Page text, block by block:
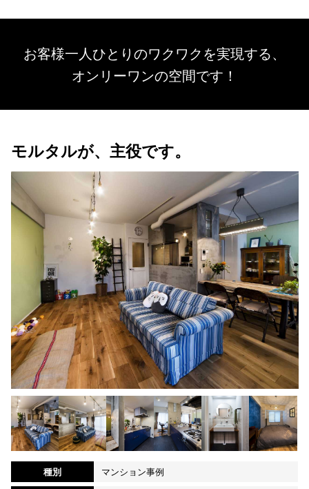
お客様一人ひとりのワクワクを実現する、
オンリーワンの空間です！
モルタルが、主役です。
種別
マンション事例